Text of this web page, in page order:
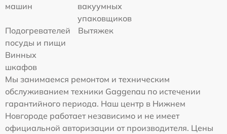
машин
вакуумных
упаковщиков
Подогревателей
посуды и пищи
Вытяжек
Винных
шкафов
Мы занимаемся ремонтом и техническим
обслуживанием техники Gaggenau по истечении
гарантийного периода. Наш центр в Нижнем
Новгороде работает независимо и не имеет
официальной авторизации от производителя. Цены